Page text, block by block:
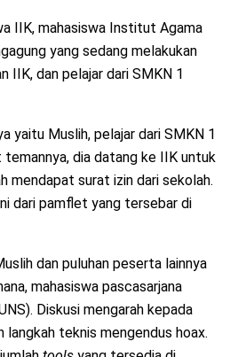
IIK, mahasiswa Institut Agama
yang sedang melakukan
IIK, dan pelajar dari SMKN 1
yaitu Muslih, pelajar dari SMKN 1
dia datang ke IIK untuk
mendapat surat izin dari sekolah.
dari pamflet yang tersebar di
dan puluhan peserta lainnya
mahasiswa pascasarjana
Diskusi mengarah kepada
teknis mengendus hoax.